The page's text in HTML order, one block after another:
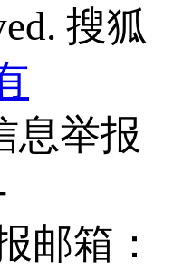
搜狐
息举报
邮箱：